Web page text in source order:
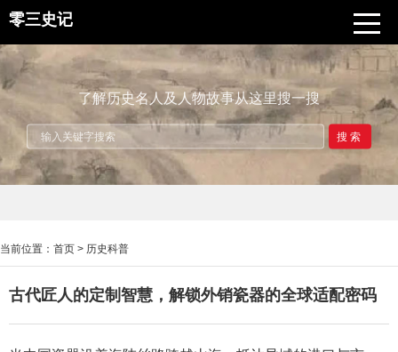
零三史记
了解历史名人及人物故事从这里搜一搜
搜索
当前位置： 首页 > 历史科普
古代匠人的定制智慧，解锁外销瓷器的全球适配密码